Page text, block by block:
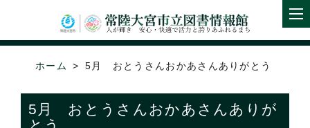
ホーム 5月 おとうさんおかあさんありがとう
5月 おとうさんおかあさんありが
とう